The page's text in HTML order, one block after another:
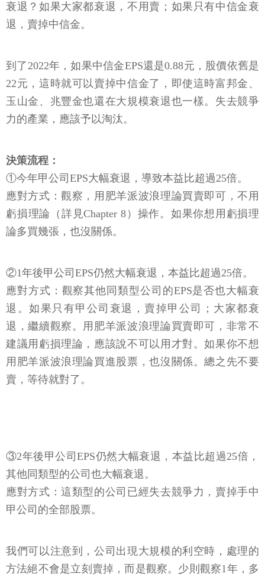
衰退？如果大家都衰退，不用賣；如果只有中信金衰
退，賣掉中信金。
到了2022年，如果中信金EPS還是0.88元，股價依舊是
22元，這時就可以賣掉中信金了，即使這時富邦金、
玉山金、兆豐金也還在大規模衰退也一樣。失去競爭
力的產業，應該予以淘汰。
決策流程：
①今年甲公司EPS大幅衰退，導致本益比超過25倍。
應對方式：觀察，用肥羊派波浪理論買賣即可，不用
虧損理論（詳見Chapter 8）操作。如果你想用虧損理
論多買幾張，也沒關係。
②1年後甲公司EPS仍然大幅衰退，本益比超過25倍。
應對方式：觀察其他同類型公司的EPS是否也大幅衰
退。如果只有甲公司衰退，賣掉甲公司；大家都衰
退，繼續觀察。用肥羊派波浪理論買賣即可，非常不
建議用虧損理論，應該說不可以用才對。如果你不想
用肥羊派波浪理論買進股票，也沒關係。總之先不要
賣，等待就對了。
③2年後甲公司EPS仍然大幅衰退，本益比超過25倍，
其他同類型的公司也大幅衰退。
應對方式：這類型的公司已經失去競爭力，賣掉手中
甲公司的全部股票。
我們可以注意到，公司出現大規模的利空時，處理的
方法絕不會是立刻賣掉，而是觀察。少則觀察1年，多